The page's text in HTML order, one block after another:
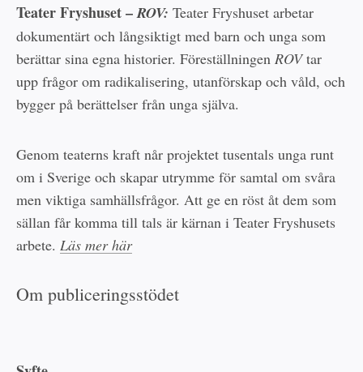
Teater Fryshuset –ROV: Teater Fryshuset arbetar
dokumentärt och långsiktigt med barn och unga som
berättar sina egna historier. Föreställningen ROVtar
upp frågor om radikalisering, utanförskap och våld, och
bygger på berättelser från unga själva.
Genom teaterns kraft når projektet tusentals unga runt
om i Sverige och skapar utrymme för samtal om svåra
men viktiga samhällsfrågor. Att ge en röst åt dem som
sällan får komma till tals är kärnan i Teater Fryshusets
arbete. Läs mer här
Om publiceringsstödet